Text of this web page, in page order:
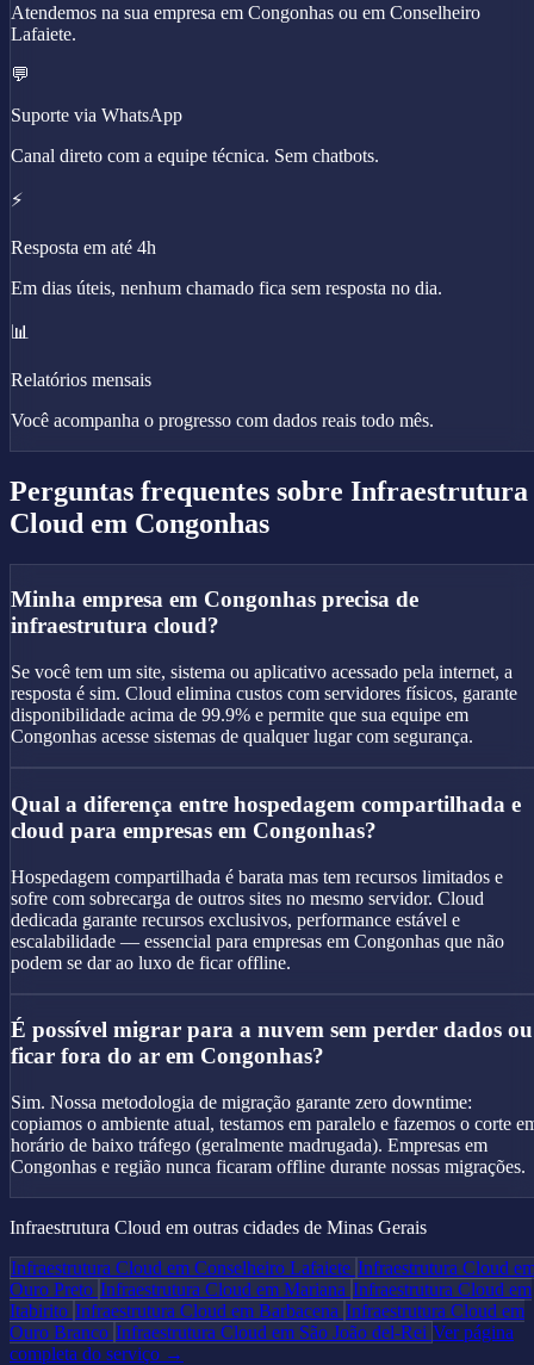
Atendemos na sua empresa em Congonhas ou em Conselheiro
Lafaiete.
💬
Suporte via WhatsApp
Canal direto com a equipe técnica. Sem chatbots.
⚡
Resposta em até 4h
Em dias úteis, nenhum chamado fica sem resposta no dia.
📊
Relatórios mensais
Você acompanha o progresso com dados reais todo mês.
Perguntas frequentes sobre Infraestrutura
Cloud em Congonhas
Minha empresa em Congonhas precisa de
infraestrutura cloud?
Se você tem um site, sistema ou aplicativo acessado pela internet, a
resposta é sim. Cloud elimina custos com servidores físicos, garante
disponibilidade acima de 99.9% e permite que sua equipe em
Congonhas acesse sistemas de qualquer lugar com segurança.
Qual a diferença entre hospedagem compartilhada e
cloud para empresas em Congonhas?
Hospedagem compartilhada é barata mas tem recursos limitados e
sofre com sobrecarga de outros sites no mesmo servidor. Cloud
dedicada garante recursos exclusivos, performance estável e
escalabilidade — essencial para empresas em Congonhas que não
podem se dar ao luxo de ficar offline.
É possível migrar para a nuvem sem perder dados ou
ficar fora do ar em Congonhas?
Sim. Nossa metodologia de migração garante zero downtime:
copiamos o ambiente atual, testamos em paralelo e fazemos o corte
horário de baixo tráfego (geralmente madrugada). Empresas em
Congonhas e região nunca ficaram offline durante nossas migrações.
Infraestrutura Cloud em outras cidades de Minas Gerais
Infraestrutura Cloud em Conselheiro Lafaiete Infraestrutura Cloud
Ouro Preto Infraestrutura Cloud em Mariana Infraestrutura Cloud em
Itabirito Infraestrutura Cloud em Barbacena Infraestrutura Cloud em
Ouro Branco Infraestrutura Cloud em São João del-Rei Ver página
completa do serviço →